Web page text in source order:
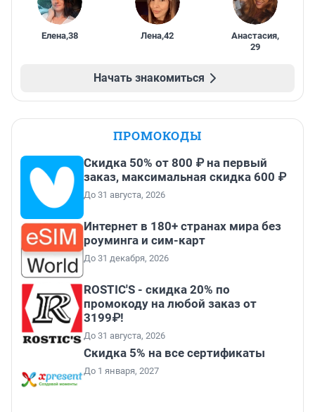
Елена,38 Лена,42 Анастасия,
29
Начать знакомиться
ПРОМОКОДЫ
Скидка 50% от 800 ₽ на первый
заказ, максимальная скидка 600 ₽
До 31 августа, 2026
Интернет в 180+ странах мира без
роуминга и сим-карт
До 31 декабря, 2026
ROSTIC'S - скидка 20% по
промокоду на любой заказ от
3199₽!
До 31 августа, 2026
Скидка 5% на все сертификаты
До 1 января, 2027